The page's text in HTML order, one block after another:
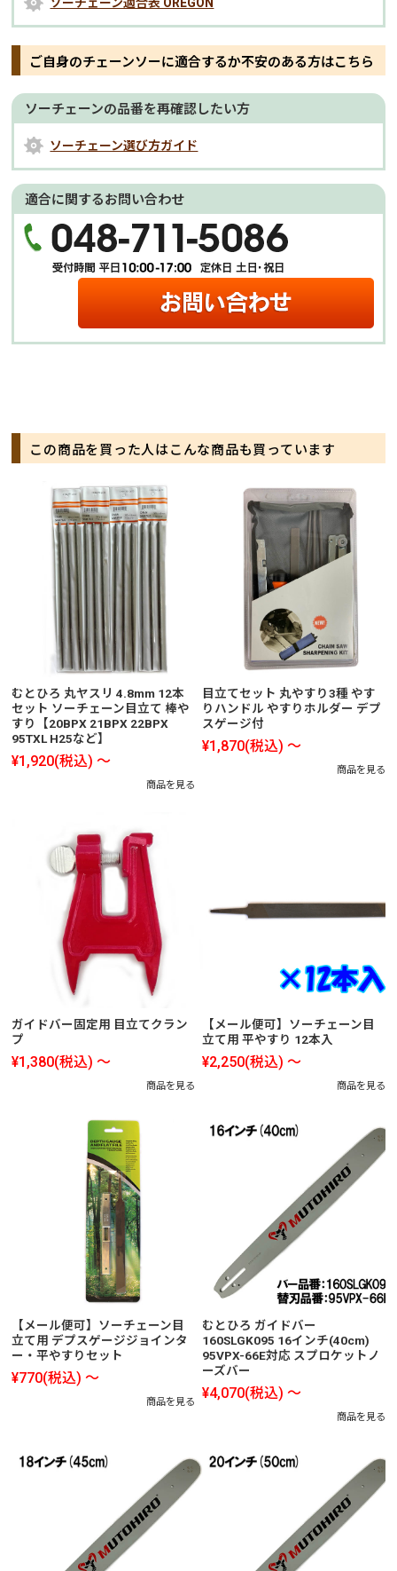
ご自身のチェーンソーに適合するか不安のある方はこちら
ソーチェーンの品番を再確認したい方
ソーチェーン選び方ガイド
適合に関するお問い合わせ
この商品を買った人はこんな商品も買っています
むとひろ 丸ヤスリ 4.8mm 12本
セット ソーチェーン目立て 棒や
すり【20BPX 21BPX 22BPX
95TXL H25など】
¥1,920(税込) ～
商品を見る
目立てセット 丸やすり3種 やす
りハンドル やすりホルダー デプ
スゲージ付
¥1,870(税込) ～
商品を見る
ガイドバー固定用 目立てクラン
プ
¥1,380(税込) ～
商品を見る
【メール便可】ソーチェーン目
立て用 平やすり 12本入
¥2,250(税込) ～
商品を見る
【メール便可】ソーチェーン目
立て用 デプスゲージジョインタ
ー・平やすりセット
¥770(税込) ～
商品を見る
むとひろ ガイドバー
160SLGK095 16インチ(40cm)
95VPX-66E対応 スプロケットノ
ーズバー
¥4,070(税込) ～
商品を見る